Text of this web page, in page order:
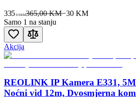
335 00KM365,00 KM−30 KM
Samo 1 na stanju
Akcija
REOLINK IP Kamera E331,
Noćni vid 12m, Dvosmjerna